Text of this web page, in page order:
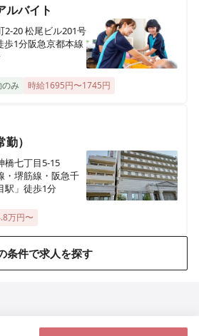
ルバイト
2-20 松尾ビル201号
歩1分阪急京都本線
のみ 時給1695円〜1745円
）
橋七丁目5-15
・堺筋線・阪急千
駅」徒歩1分
万円〜
条件で求人を探す